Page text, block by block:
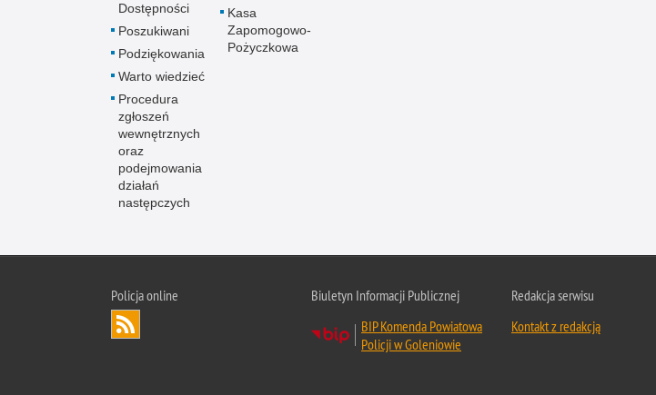
Dostępności
Poszukiwani
Podziękowania
Warto wiedzieć
Procedura
zgłoszeń
wewnętrznych
oraz
podejmowania
działań
następczych
Kasa
Zapomogowo-
Pożyczkowa
Policja online
Biuletyn Informacji Publicznej
BIP Komenda Powiatowa
Policji w Goleniowie
Redakcja serwisu
Kontakt z redakcją